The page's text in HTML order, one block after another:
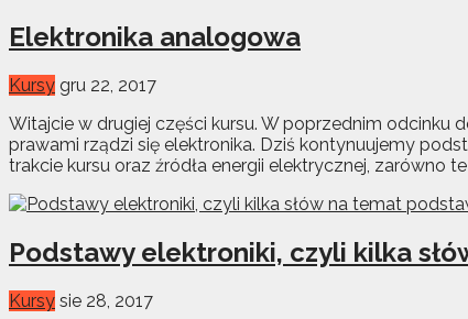
Elektronika analogowa
Kursy gru 22, 2017
Witajcie w drugiej części kursu. W poprzednim
prawami rządzi się elektronika. Dziś kontynuujemy
trakcie kursu oraz źródła energii elektrycznej, zarówno
Podstawy elektroniki, czyli kilka
Kursy sie 28, 2017